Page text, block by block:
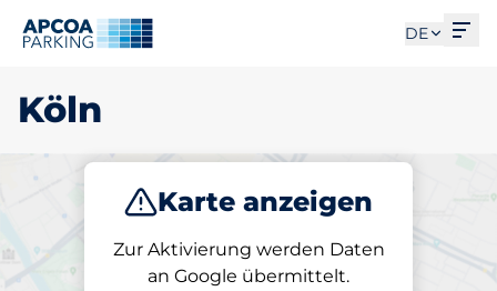
DE
Köln
Karte anzeigen
Zur Aktivierung werden Daten
an Google übermittelt.
Parken Laden